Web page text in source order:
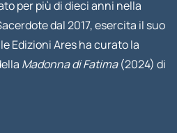
per più di dieci anni nella
dal 2017, esercita il suo
Edizioni Ares ha curato la
Madonna di Fatima(2024) di